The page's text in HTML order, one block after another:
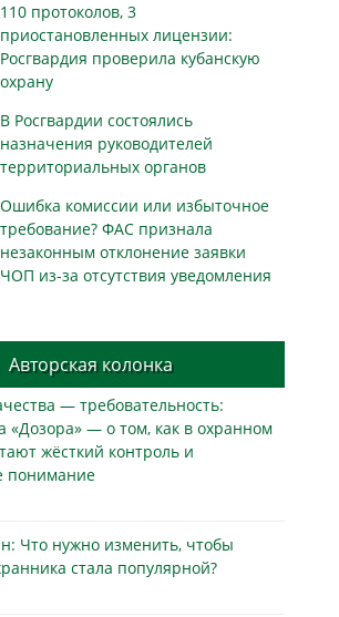
110 протоколов, 3
приостановленных лицензии:
Росгвардия проверила кубанскую
охрану
В Росгвардии состоялись
назначения руководителей
территориальных органов
Ошибка комиссии или избыточное
требование? ФАС признала
незаконным отклонение заявки
ЧОП из-за отсутствия уведомления
Авторская колонка
— требовательность:
«Дозора» — о том, как в охранном
жёсткий контроль и
понимание
Что нужно изменить, чтобы
стала популярной?